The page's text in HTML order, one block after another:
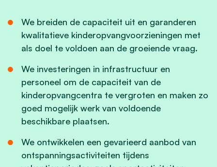
We breiden de capaciteit uit en garanderen
kwalitatieve kinderopvangvoorzieningen met
als doel te voldoen aan de groeiende vraag.
We investeringen in infrastructuur en
personeel om de capaciteit van de
kinderopvangcentra te vergroten en maken zo
goed mogelijk werk van voldoende
beschikbare plaatsen.
We ontwikkelen een gevarieerd aanbod van
ontspanningsactiviteiten tijdens